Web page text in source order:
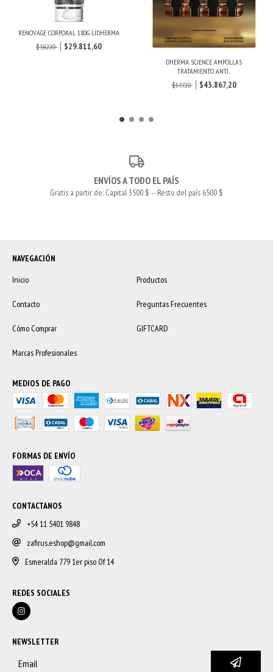
RENOVAGE CORPORAL 180G LIDHERMA
$38.220
$29.811,60
DHERMA SCIENCE AMPOLLAS
TRATAMIENTO ANTI...
$57.720
$43.867,20
ENVÍOS A TODO EL PAÍS
Gratis a partir de: Capital 3500 $ -- Resto del país 6500 $
NAVEGACIÓN
Inicio
Productos
Contacto Preguntas Frecuentes
Cómo Comprar GIFTCARD
Marcas Profesionales
MEDIOS DE PAGO
FORMAS DE ENVÍO
CONTACTANOS
+54 11 5401 9848
zafirus.eshop@gmail.com
Esmeralda 779 1er piso Of 14
REDES SOCIALES
NEWSLETTER